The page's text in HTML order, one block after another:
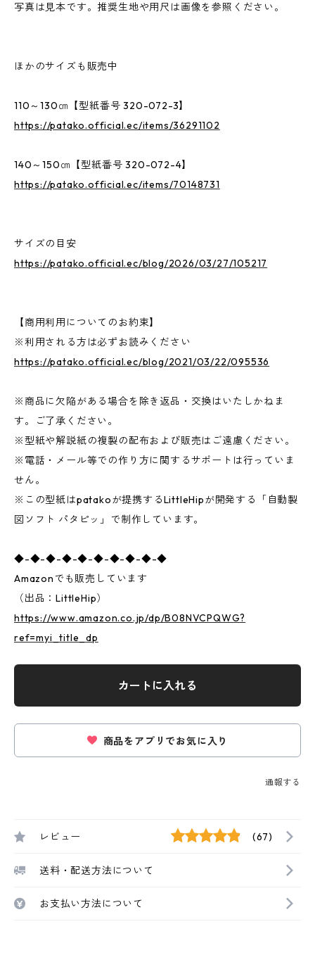
写真は見本です。推奨生地や用尺は画像を参照ください。
ほかのサイズも販売中
110～130㎝【型紙番号 320-072-3】
https://patako.official.ec/items/36291102
140～150㎝【型紙番号 320-072-4】
https://patako.official.ec/items/70148731
サイズの目安
https://patako.official.ec/blog/2026/03/27/105217
【商用利用についてのお約束】
※利用される方は必ずお読みください
https://patako.official.ec/blog/2021/03/22/095536
※商品に欠陥がある場合を除き返品・交換はいたしかねま
す。ご了承ください。
※型紙や解説紙の複製の配布および販売はご遠慮ください。
※電話・メール等での作り方に関するサポートは行っていま
せん。
※この型紙はpatakoが提携するLittleHipが開発する「自動製
図ソフト パタピッ」で制作しています。
◆-◆-◆-◆-◆-◆-◆-◆-◆-◆
Amazonでも販売しています
（出品：LittleHip）
https://www.amazon.co.jp/dp/B08NVCPQWG?
ref=myi_title_dp
カートに入れる
商品をアプリでお気に入り
通報する
レビュー (67)
送料・配送方法について
お支払い方法について